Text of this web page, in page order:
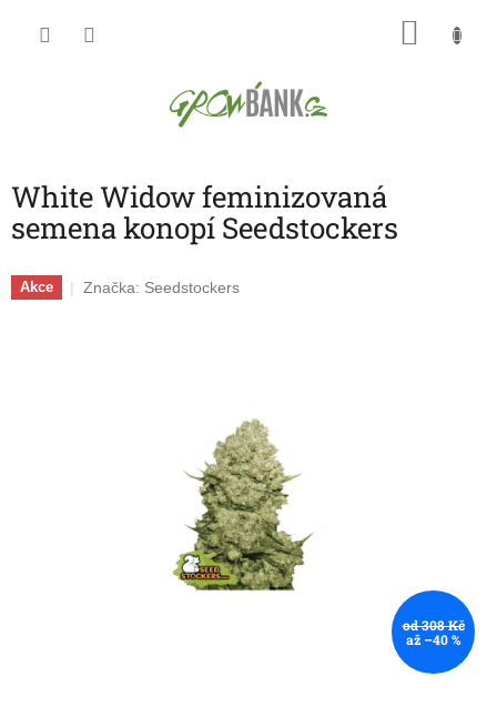
White Widow feminizovaná
semena konopí Seedstockers
Akce Značka: Seedstockers
od 308 Kč
až –40 %